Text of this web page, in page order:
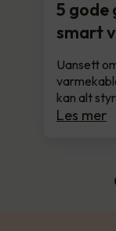
5 gode
smart
Uansett
kan alt
Les mer